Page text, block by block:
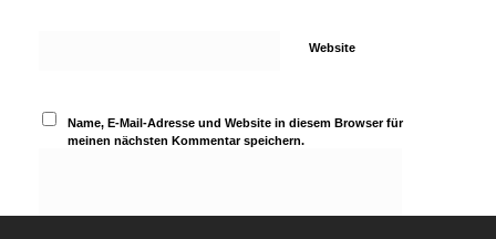
Website
Name, E-Mail-Adresse und Website in diesem Browser für
meinen nächsten Kommentar speichern.